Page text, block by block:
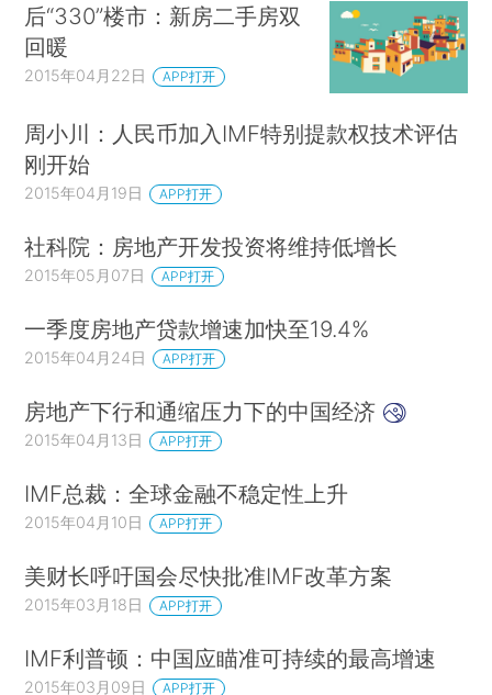
后“330”楼市：新房二手房双
回暖
2015年04月22日 APP打开
周小川：人民币加入IMF特别提款权技术评估
刚开始
2015年04月19日 APP打开
社科院：房地产开发投资将维持低增长
2015年05月07日 APP打开
一季度房地产贷款增速加快至19.4%
2015年04月24日 APP打开
房地产下行和通缩压力下的中国经济
2015年04月13日 APP打开
IMF总裁：全球金融不稳定性上升
2015年04月10日 APP打开
美财长呼吁国会尽快批准IMF改革方案
2015年03月18日 APP打开
IMF利普顿：中国应瞄准可持续的最高增速
2015年03月09日 APP打开